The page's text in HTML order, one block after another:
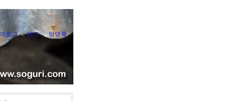
로그 태그 방명록